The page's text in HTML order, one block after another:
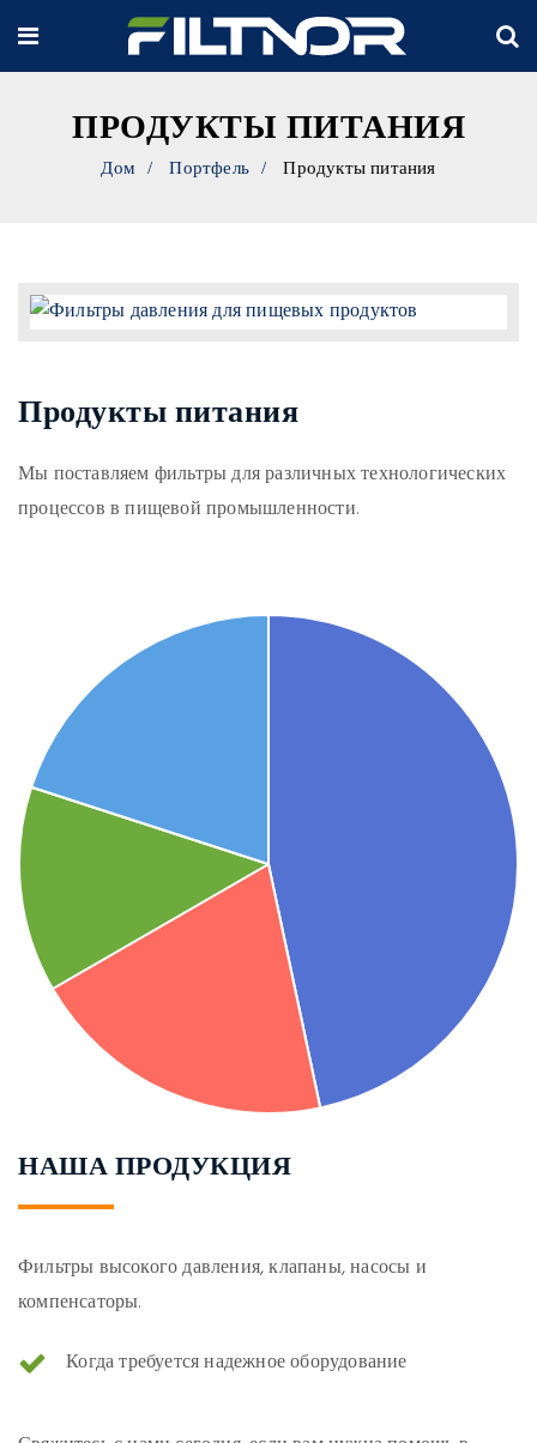
ПРОДУКТЫ ПИТАНИЯ
Дом Портфель Продукты питания
Продукты питания
Мы поставляем фильтры для различных технологических
процессов в пищевой промышленности.
НАША ПРОДУКЦИЯ
Фильтры высокого давления, клапаны, насосы и
компенсаторы.
Когда требуется надежное оборудование